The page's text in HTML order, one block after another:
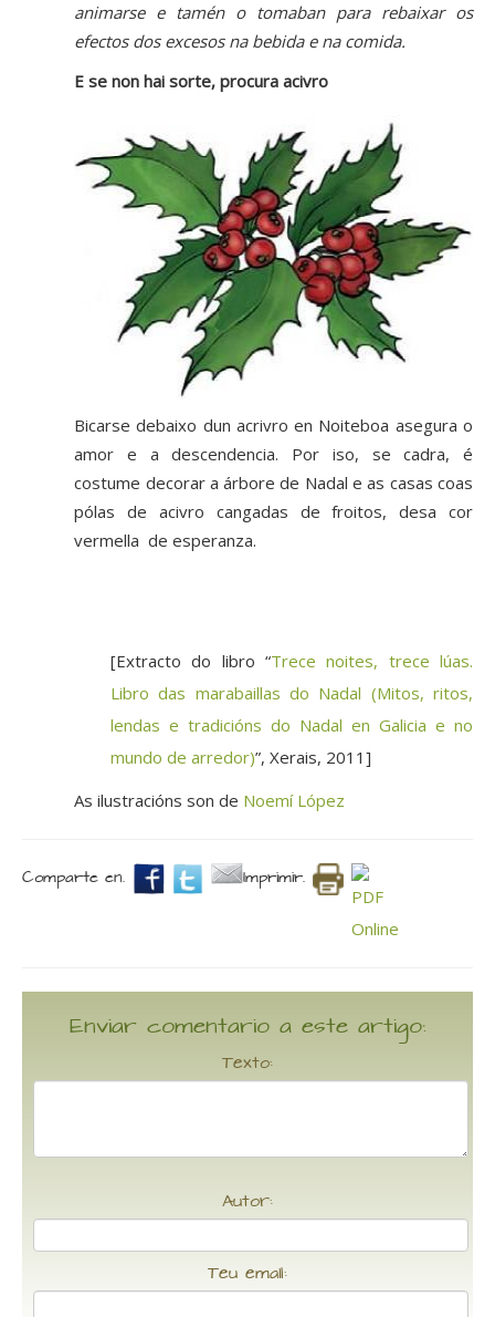
animarse e tamén o tomaban para rebaixar os
efectos dos excesos na bebida e na comida.
E se non hai sorte, procura acivro
Bicarse debaixo dun acrivro en Noiteboa asegura o
amor e a descendencia. Por iso, se cadra, é
costume decorar a árbore de Nadal e as casas coas
pólas de acivro cangadas de froitos, desa cor
vermella de esperanza.
[Extracto do libro “Trece noites, trece lúas.
Libro das marabaillas do Nadal (Mitos, ritos,
lendas e tradicións do Nadal en Galicia e no
mundo de arredor)”, Xerais, 2011]
As ilustracións son de Noemí López
Comparte en. Imprimir.
Enviar comentario a este artigo:
Texto:
Autor:
Teu email: